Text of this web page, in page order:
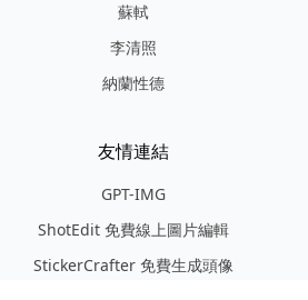
蘇軾
李清照
納蘭性德
友情連結
GPT-IMG
ShotEdit 免費線上圖片編輯
StickerCrafter 免費生成頭像